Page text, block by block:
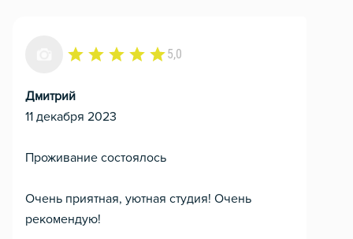
5,0
Дмитрий
11 декабря 2023
Проживание состоялось
Очень приятная, уютная студия! Очень
рекомендую!